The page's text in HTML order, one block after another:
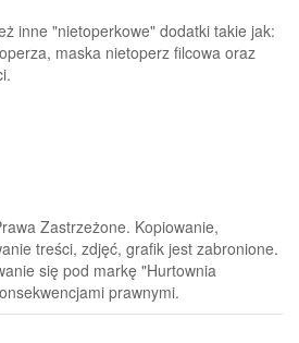
inne "nietoperkowe" dodatki takie jak:
maska nietoperz filcowa oraz
Zastrzeżone. Kopiowanie,
treści, zdjęć, grafik jest zabronione.
się pod markę "Hurtownia
prawnymi.